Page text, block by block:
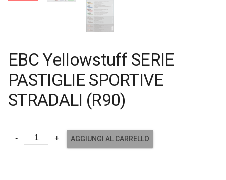
EBC Yellowstuff SERIE
PASTIGLIE SPORTIVE
STRADALI (R90)
AGGIUNGI AL CARRELLO